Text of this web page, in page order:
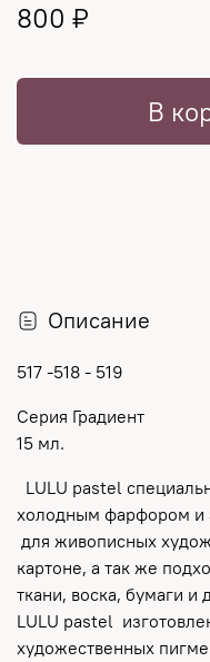
800 ₽
В
Описание
517 -518 - 519
Серия Градиент
15 мл.
LULU pastel
холодным фарфором и
для живописных
картоне, а так же
ткани, воска, бумаги и
LULU pastel
художественных